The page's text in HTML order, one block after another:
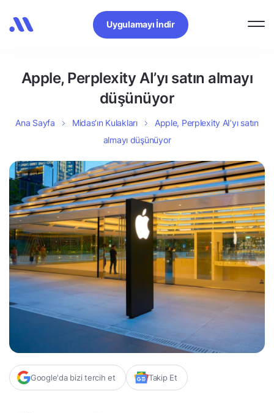
Uygulamayı İndir
Apple, Perplexity AI’yı satın almayı
düşünüyor
Ana Sayfa Midas’ın Kulakları
Apple, Perplexity AI’yı satın
almayı düşünüyor
Google'da bizi tercih et Takip Et